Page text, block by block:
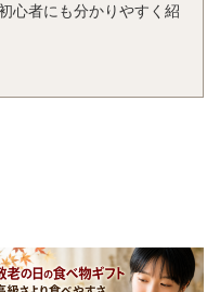
心者にも分かりやすく紹